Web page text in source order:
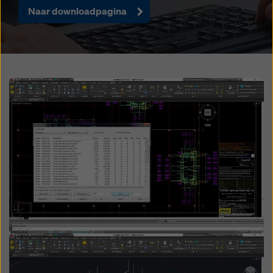
Naar downloadpagina
Open
Open
rechtsmiddelen bestaan. U kunt alle cookies waarvoor
toestemming is vereist weigeren door te klikken op
'Weigeren' of door uw cookie-instellingen
aan te
passen door te klikken op cookie-instellingen
onderaan deze website en de betreffende
te allen tijde intrekken met werking voor de toekomst
en zonder opgaaf van reden door te klikken op
cookie-instellingen
onderaan deze website.
Meer informatie over onze cookiesin ons
privacybeleid . Wij bieden u ook de mogelijkheid om
uw cookies te selecteren (geavanceerde cookie-
instellingen).